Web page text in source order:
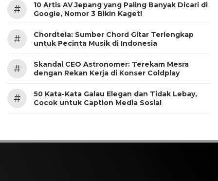
#
10 Artis AV Jepang yang Paling Banyak Dicari di
Google, Nomor 3 Bikin Kaget!
#
Chordtela: Sumber Chord Gitar Terlengkap
untuk Pecinta Musik di Indonesia
#
Skandal CEO Astronomer: Terekam Mesra
dengan Rekan Kerja di Konser Coldplay
#
50 Kata-Kata Galau Elegan dan Tidak Lebay,
Cocok untuk Caption Media Sosial